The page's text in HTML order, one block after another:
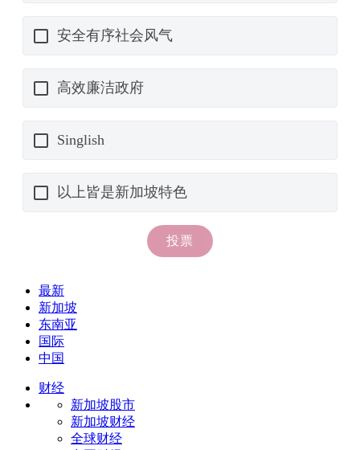
最新
新加坡
东南亚
国际
中国
财经
新加坡股市
新加坡财经
全球财经